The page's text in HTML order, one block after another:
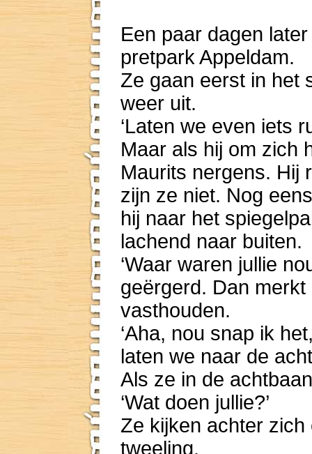
Een paar dagen
pretpark Appeldam.
Ze gaan eerst in het
weer uit.
‘Laten we even iets
Maar als hij om zich
Maurits nergens. Hij
zijn ze niet. Nog
hij naar het
lachend naar buiten.
‘Waar waren jullie
geërgerd. Dan
vasthouden.
‘Aha, nou snap ik
laten we naar de
Als ze in de
‘Wat doen jullie?’
Ze kijken achter
tweeling.